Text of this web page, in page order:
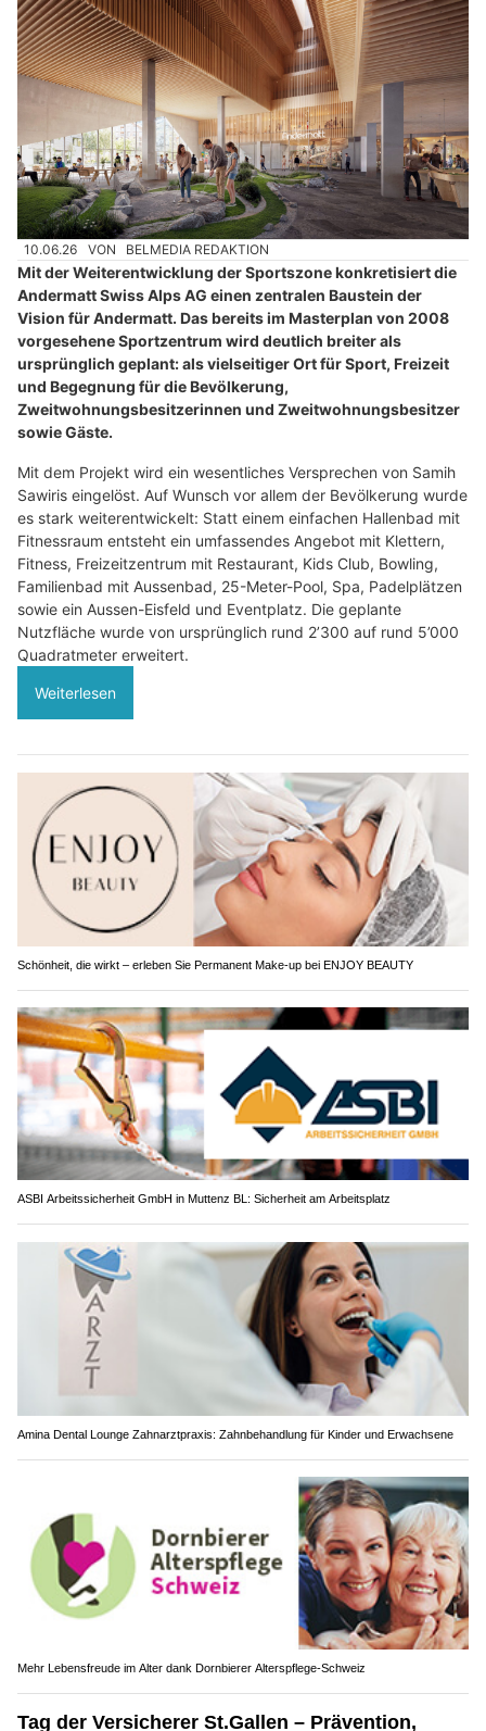
10.06.26 VON BELMEDIA REDAKTION
Mit der Weiterentwicklung der Sportszone konkretisiert die
Andermatt Swiss Alps AG einen zentralen Baustein der
Vision für Andermatt. Das bereits im Masterplan von 2008
vorgesehene Sportzentrum wird deutlich breiter als
ursprünglich geplant: als vielseitiger Ort für Sport, Freizeit
und Begegnung für die Bevölkerung,
Zweitwohnungsbesitzerinnen und Zweitwohnungsbesitzer
sowie Gäste.
Mit dem Projekt wird ein wesentliches Versprechen von Samih
Sawiris eingelöst. Auf Wunsch vor allem der Bevölkerung wurde
es stark weiterentwickelt: Statt einem einfachen Hallenbad mit
Fitnessraum entsteht ein umfassendes Angebot mit Klettern,
Fitness, Freizeitzentrum mit Restaurant, Kids Club, Bowling,
Familienbad mit Aussenbad, 25-Meter-Pool, Spa, Padelplätzen
sowie ein Aussen-Eisfeld und Eventplatz. Die geplante
Nutzfläche wurde von ursprünglich rund 2’300 auf rund 5’000
Quadratmeter erweitert.
Weiterlesen
Schönheit, die wirkt – erleben Sie Permanent Make-up bei ENJOY BEAUTY
ASBI Arbeitssicherheit GmbH in Muttenz BL: Sicherheit am Arbeitsplatz
Amina Dental Lounge Zahnarztpraxis: Zahnbehandlung für Kinder und Erwachsene
Mehr Lebensfreude im Alter dank Dornbierer Alterspflege-Schweiz
Tag der Versicherer St.Gallen – Prävention,